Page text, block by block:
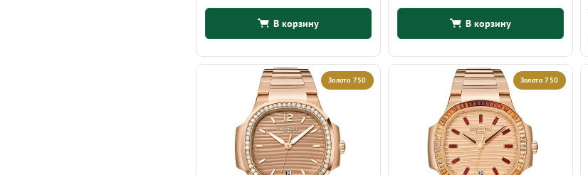
В корзину В корзину
Золото 750 Золото 750